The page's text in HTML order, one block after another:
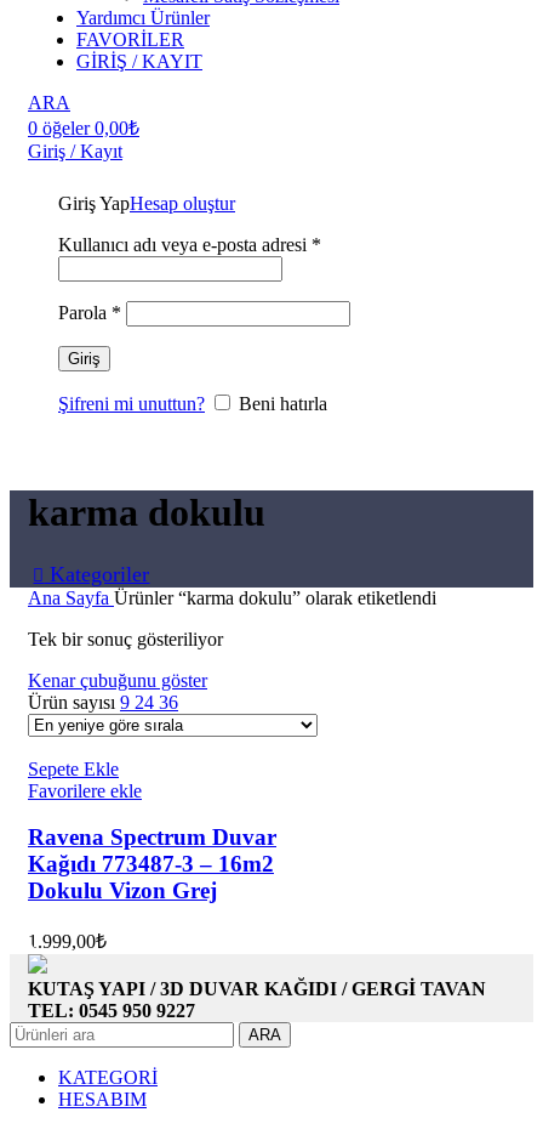
Yardımcı Ürünler
FAVORİLER
GİRİŞ / KAYIT
ARA
0 öğeler 0,00₺
Giriş / Kayıt
Giriş YapHesap oluştur
Kullanıcı adı veya e-posta adresi *
Parola *
Giriş
Şifreni mi unuttun? Beni hatırla
karma dokulu
Kategoriler
Ana Sayfa Ürünler “karma dokulu” olarak etiketlendi
Tek bir sonuç gösteriliyor
Kenar çubuğunu göster
Ürün sayısı 9 24 36
Sepete Ekle
Favorilere ekle
Ravena Spectrum Duvar
Kağıdı 773487-3 – 16m2
Dokulu Vizon Grej
1.999,00₺
KUTAŞ YAPI / 3D DUVAR KAĞIDI / GERGİ TAVAN
TEL: 0545 950 9227
ARA
KATEGORİ
HESABIM